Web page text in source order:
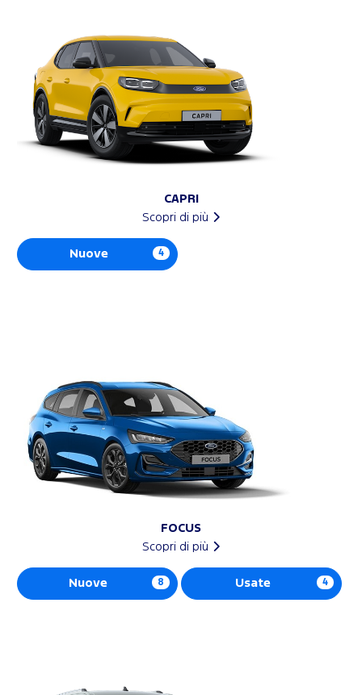
CAPRI
Scopri di più
Nuove 4
FOCUS
Scopri di più
Nuove 8 Usate 4